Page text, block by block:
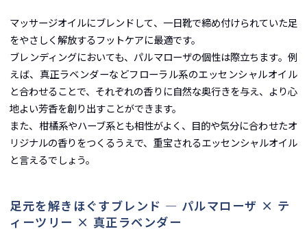
マッサージオイルにブレンドして、一日靴で締め付けられていた足
をやさしく解放するフットケアに最適です。
ブレンディングにおいても、パルマローザの個性は際立ちます。例
えば、真正ラベンダーなどフローラル系のエッセンシャルオイル
と合わせることで、それぞれの香りに自然な奥行きを与え、より心
地よい芳香を創り出すことができます。
また、柑橘系やハーブ系とも相性がよく、目的や気分に合わせたオ
リジナルの香りをつくるうえで、重宝されるエッセンシャルオイル
と言えるでしょう。
足元を解きほぐすブレンド ― パルマローザ × テ
ィーツリー × 真正ラベンダー